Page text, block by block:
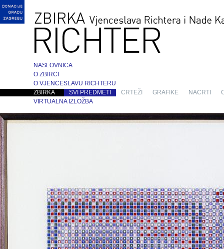
NASLOVNICA
O ZBIRCI
O VJENCESLAVU RICHTERU
ZBIRKA
SVI PREDMETI CRTEŽI GRAFIKE NACRTI
VIRTUALNA IZLOŽBA